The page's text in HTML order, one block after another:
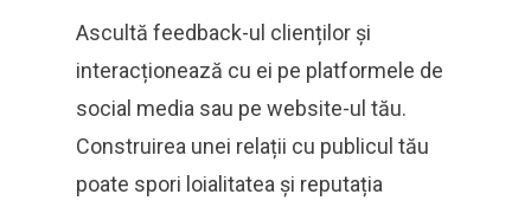
Ascultă feedback-ul clienților și
interacționează cu ei pe platformele de
social media sau pe website-ul tău.
Construirea unei relații cu publicul tău
poate spori loialitatea și reputația